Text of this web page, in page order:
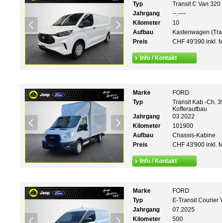
Typ
Transit C Van
Jahrgang
--.----
Kilometer
10
Aufbau
Kastenwagen
Preis
CHF 49'390 inkl.
Info / Kontakt
Marke
FORD
Typ
Transit Kab.-Ch.
Kofferaufbau
Jahrgang
03.2022
Kilometer
101900
Aufbau
Chassis-Kabine
Preis
CHF 43'900 inkl.
Info / Kontakt
Marke
FORD
Typ
E-Transit Courier
Jahrgang
07.2025
Kilometer
500